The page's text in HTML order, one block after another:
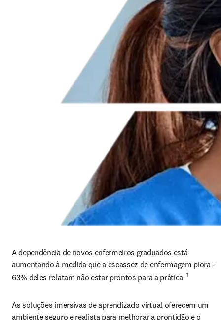
A dependência de novos enfermeiros graduados está
aumentando à medida que a escassez de enfermagem piora -
63% deles relatam não estar prontos para a prática. 1
As soluções imersivas de aprendizado virtual oferecem um
ambiente seguro e realista para melhorar a prontidão e o